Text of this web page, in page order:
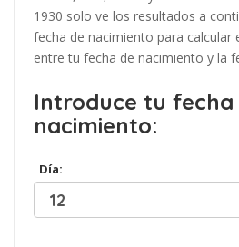
1930 solo ve los resultados a
fecha de nacimiento para calcular
entre tu fecha de nacimiento y la
Introduce tu fecha
nacimiento:
Día: